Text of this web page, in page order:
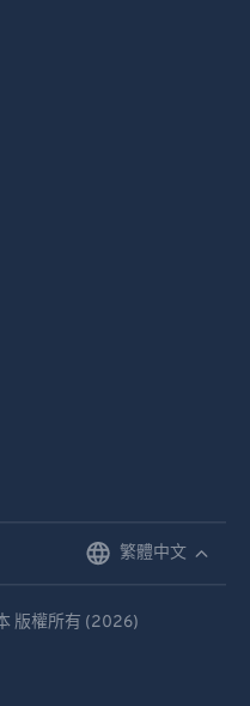
繁體中文
版權所有 (2026)